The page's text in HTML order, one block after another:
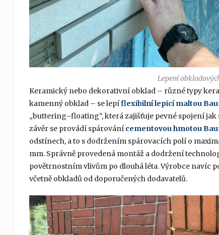
Lepení
Keramický nebo dekorativní obklad – různé typy
kamenný obklad – se lepíflexibilní lepicí maltou
„buttering–floating“, která zajišťuje pevné spojení jak
závěr se provádí spárování cementovou hmotou
odstínech, a to s dodržením spárovacích polí o
mm. Správně provedená montáž a dodržení
povětrnostním vlivům po dlouhá léta. Výrobce navíc
včetně obkladů od doporučených dodavatelů.